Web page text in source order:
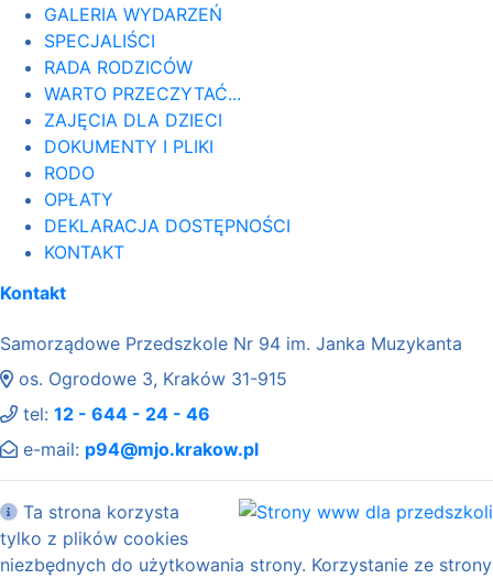
GALERIA WYDARZEŃ
SPECJALIŚCI
RADA RODZICÓW
WARTO PRZECZYTAĆ...
ZAJĘCIA DLA DZIECI
DOKUMENTY I PLIKI
RODO
OPŁATY
DEKLARACJA DOSTĘPNOŚCI
KONTAKT
Kontakt
Samorządowe Przedszkole Nr 94 im. Janka Muzykanta
os. Ogrodowe 3, Kraków 31-915
tel: 12 - 644 - 24 - 46
e-mail: p94@mjo.krakow.pl
Ta strona korzysta
tylko z plików cookies
niezbędnych do użytkowania strony. Korzystanie ze strony